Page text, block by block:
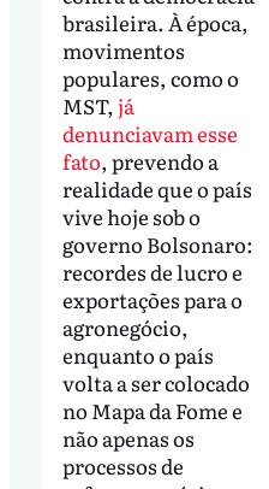
brasileira. À época,
movimentos
populares, como o
MST, já
denunciavam esse
fato, prevendo a
realidade que o país
vive hoje sob o
governo Bolsonaro:
recordes de lucro e
exportações para o
agronegócio,
enquanto o país
volta a ser colocado
no Mapa da Fome e
não apenas os
processos de